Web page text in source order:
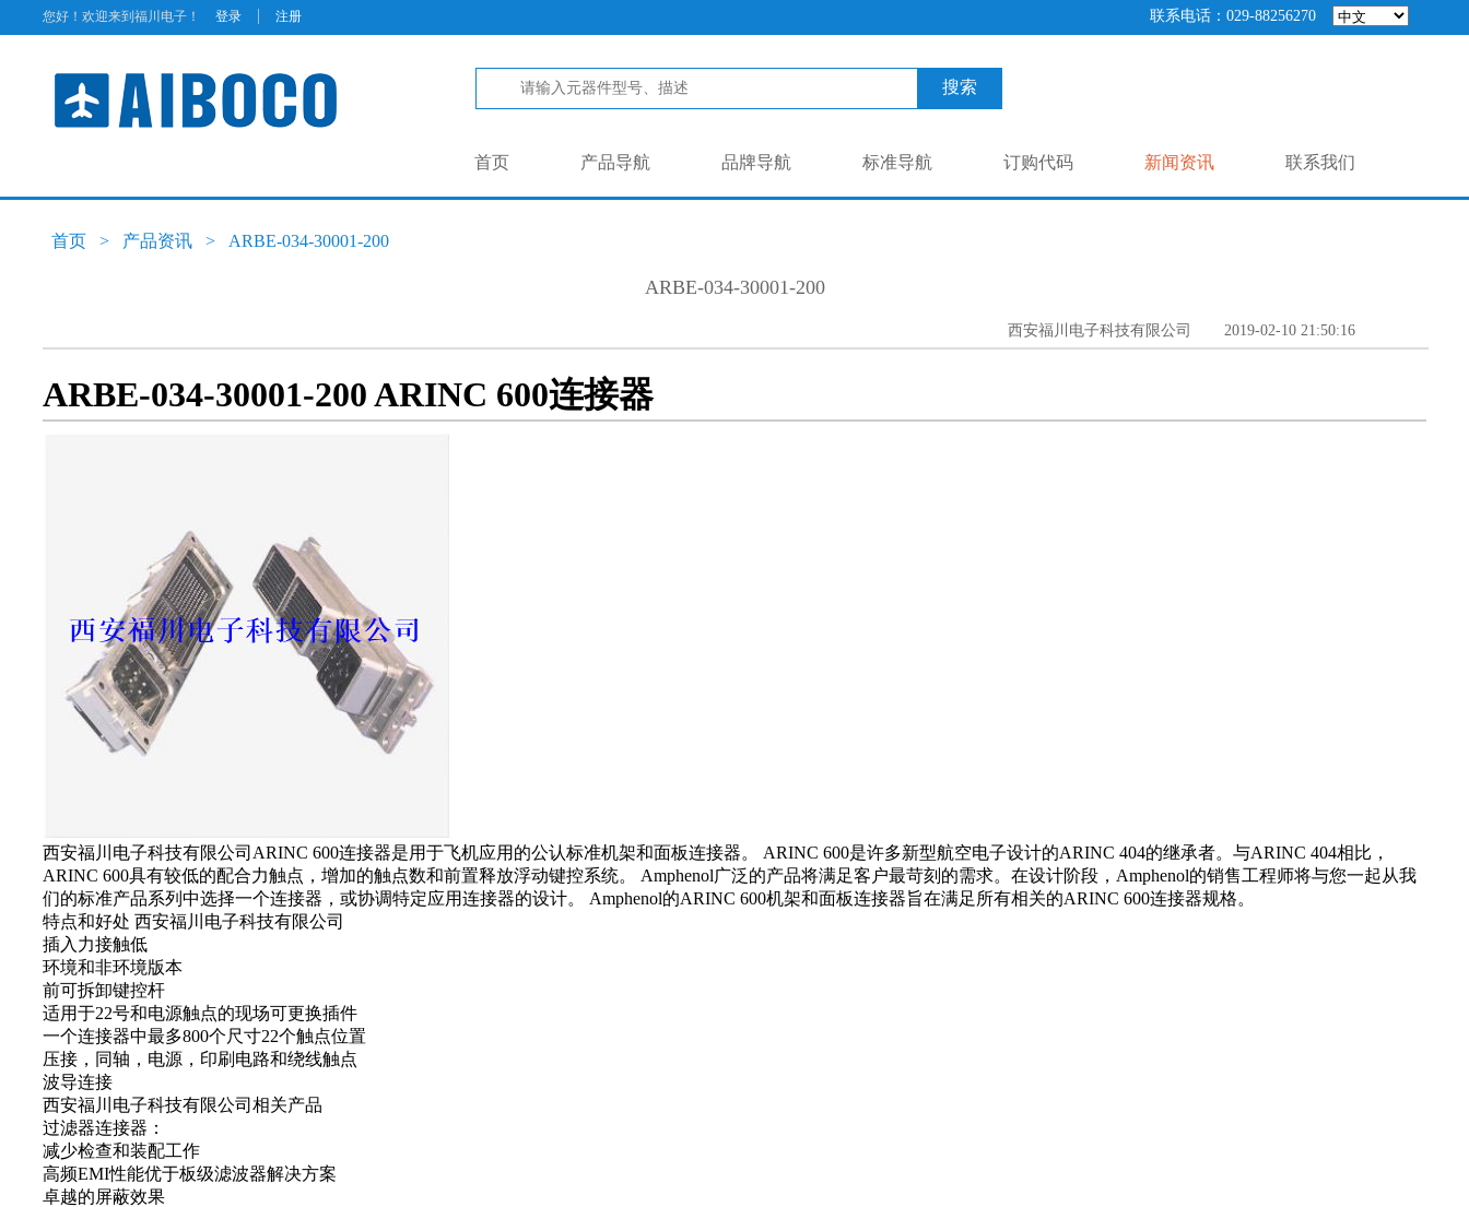
您好！欢迎来到福川电子！ 登录 | 注册 联系电话：029-88256270
搜索
联系我们
新闻资讯
订购代码
标准导航
品牌导航
产品导航
首页
首页 > 产品资讯 > ARBE-034-30001-200
ARBE-034-30001-200
西安福川电子科技有限公司 2019-02-10 21:50:16
ARBE-034-30001-200 ARINC 600连接器
西安福川电子科技有限公司ARINC 600连接器是用于飞机应用的公认标准机架和面板连接器。 ARINC 600是许多新型航空电子设计的ARINC 404的继承者。与ARINC 404相比，
ARINC 600具有较低的配合力触点，增加的触点数和前置释放浮动键控系统。 Amphenol广泛的产品将满足客户最苛刻的需求。在设计阶段，Amphenol的销售工程师将与您一起从我
们的标准产品系列中选择一个连接器，或协调特定应用连接器的设计。 Amphenol的ARINC 600机架和面板连接器旨在满足所有相关的ARINC 600连接器规格。
特点和好处 西安福川电子科技有限公司
插入力接触低
环境和非环境版本
前可拆卸键控杆
适用于22号和电源触点的现场可更换插件
一个连接器中最多800个尺寸22个触点位置
压接，同轴，电源，印刷电路和绕线触点
波导连接
西安福川电子科技有限公司相关产品
过滤器连接器：
减少检查和装配工作
高频EMI性能优于板级滤波器解决方案
卓越的屏蔽效果